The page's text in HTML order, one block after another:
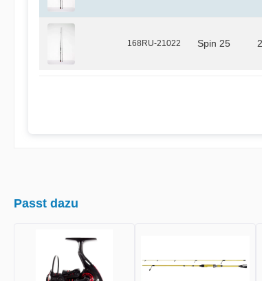
168RU-21022 Spin 25
Passt dazu